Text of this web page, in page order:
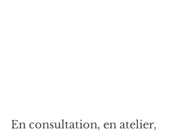
En consultation, en atelier,